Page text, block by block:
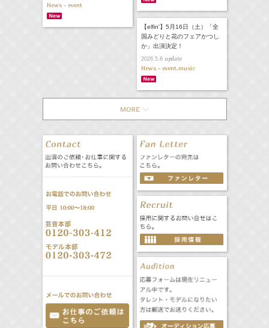
News - event
【elfin'】5月16日（土）「全
国みどりと花のフェアかつし
か」出演決定！
2026.5.8update
News - event,music